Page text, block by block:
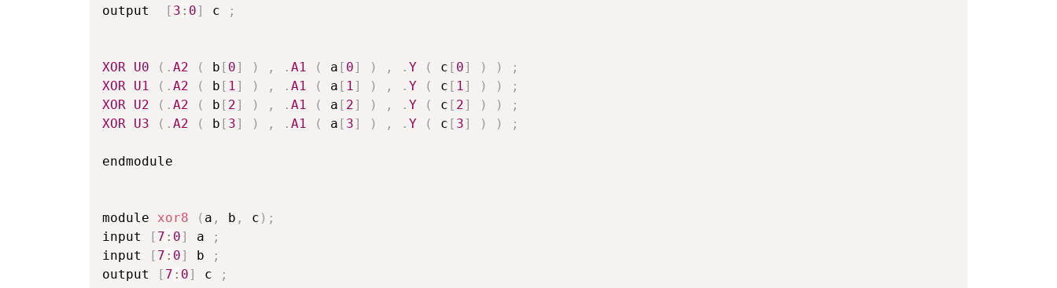
output
[ 3 : 0] c ;
XOR U0 ( . A2 ( b [ 0] ) , . A1 ( a [ 0] ) , . Y ( c [ 0] ) )
;
XOR
U1 ( . A2 ( b [ 1 ] ) , . A1 ( a [ 1 ] ) , . Y ( c [ 1 ] ) )
;
XOR
U2 ( . A2 ( b [ 2] ) , . A1 ( a [ 2] ) , . Y ( c [ 2] ) )
;
XOR
U3 ( . A2 ( b [ 3] ) , . A1 ( a [ 3] ) , . Y ( c [ 3] ) ) ;
endmodule
module xor8 ( a , b , c ) ;
input
[ 7 : 0] a
;
input
[ 7 : 0] b
;
output
[ 7 : 0] c ;